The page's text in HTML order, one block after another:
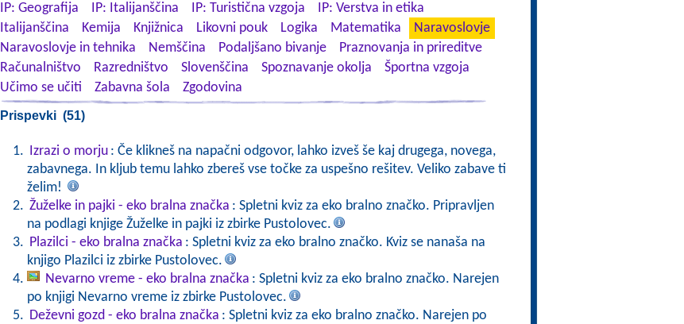
IP: Geografija
IP: Italijanščina IP: Turistična vzgoja
IP: Verstva in etika
Italijanščina
Kemija Knjižnica Likovni pouk Logika Matematika
Naravoslovje
Naravoslovje in tehnika
Nemščina Podaljšano bivanje
Praznovanja in prireditve
Računalništvo
Razredništvo Slovenščina Spoznavanje okolja
Športna vzgoja
Učimo se učiti
Zabavna šola Zgodovina
Prispevki (51)
Izrazi o morju : Če klikneš na napačni odgovor, lahko izveš še kaj drugega, novega,
zabavnega. In kljub temu lahko zbereš vse točke za uspešno rešitev. Veliko zabave ti
želim!
Žuželke in pajki - eko bralna značka : Spletni kviz za eko bralno značko. Pripravljen
na podlagi knjige Žuželke in pajki iz zbirke Pustolovec.
Plazilci - eko bralna značka : Spletni kviz za eko bralno značko. Kviz se nanaša na
knjigo Plazilci iz zbirke Pustolovec.
Nevarno vreme - eko bralna značka : Spletni kviz za eko bralno značko. Narejen
po knjigi Nevarno vreme iz zbirke Pustolovec.
Deževni gozd - eko bralna značka : Spletni kviz za eko bralno značko. Narejen po